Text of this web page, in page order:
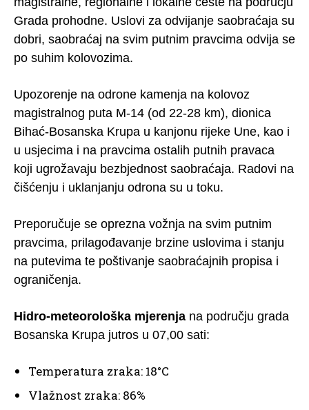
Grada prohodne. Uslovi za odvijanje saobraćaja su
dobri, saobraćaj na svim putnim pravcima odvija se
po suhim kolovozima.
Upozorenje na odrone kamenja na kolovoz
magistralnog puta M-14 (od 22-28 km), dionica
Bihać-Bosanska Krupa u kanjonu rijeke Une, kao i
u usjecima i na pravcima ostalih putnih pravaca
koji ugrožavaju bezbjednost saobraćaja. Radovi na
čišćenju i uklanjanju odrona su u toku.
Preporučuje se oprezna vožnja na svim putnim
pravcima, prilagođavanje brzine uslovima i stanju
na putevima te poštivanje saobraćajnih propisa i
ograničenja.
Hidro-meteorološka mjerenja na području grada
Bosanska Krupa jutros u 07,00 sati:
Temperatura zraka: 18°C
Vlažnost zraka: 86%